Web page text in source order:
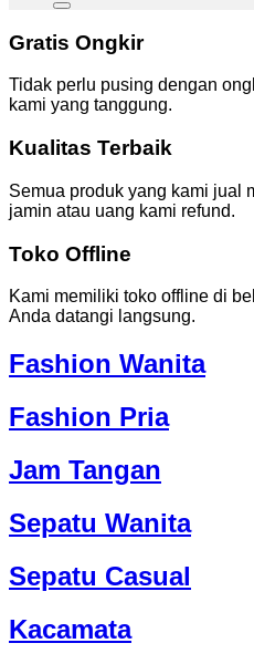
Gratis Ongkir
Tidak perlu pusing dengan
kami yang tanggung.
Kualitas Terbaik
Semua produk yang kami jual
jamin atau uang kami refund.
Toko Offline
Kami memiliki toko offline di
Anda datangi langsung.
Fashion Wanita
Fashion Pria
Jam Tangan
Sepatu Wanita
Sepatu Casual
Kacamata